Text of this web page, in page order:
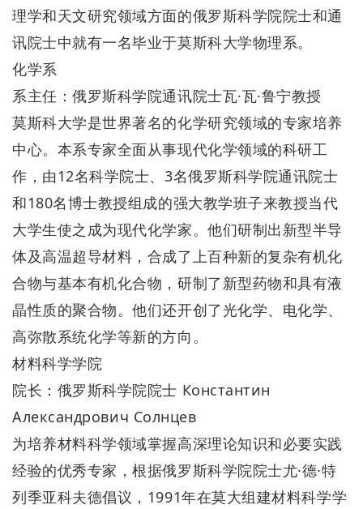
理学和天文研究领域方面的俄罗斯科学院院士和通
讯院士中就有一名毕业于莫斯科大学物理系。
化学系
系主任：俄罗斯科学院通讯院士瓦·瓦·鲁宁教授
莫斯科大学是世界著名的化学研究领域的专家培养
中心。本系专家全面从事现代化学领域的科研工
作，由12名科学院士、3名俄罗斯科学院通讯院士
和180名博士教授组成的强大教学班子来教授当代
大学生使之成为现代化学家。他们研制出新型半导
体及高温超导材料，合成了上百种新的复杂有机化
合物与基本有机化合物，研制了新型药物和具有液
晶性质的聚合物。他们还开创了光化学、电化学、
高弥散系统化学等新的方向。
材料科学学院
院长：俄罗斯科学院院士 Константин
Александрович Солнцев
为培养材料科学领域掌握高深理论知识和必要实践
经验的优秀专家，根据俄罗斯科学院院士尤·德·特
列季亚科夫德倡议，1991年在莫大组建材料科学学